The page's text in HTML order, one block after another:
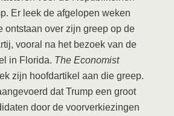
Er leek de afgelopen weken
ontstaan over zijn greep op de
vooral na het bezoek van de
in Florida. The Economist
zijn hoofdartikel aan die greep.
dat Trump een groot
door de voorverkiezingen